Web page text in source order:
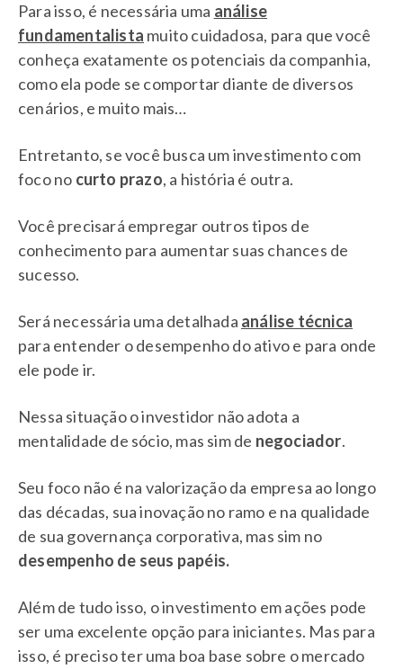
Para isso, é necessária uma análise
fundamentalista muito cuidadosa, para que você
conheça exatamente os potenciais da companhia,
como ela pode se comportar diante de diversos
cenários, e muito mais…
Entretanto, se você busca um investimento com
foco no curto prazo, a história é outra.
Você precisará empregar outros tipos de
conhecimento para aumentar suas chances de
sucesso.
Será necessária uma detalhada análise técnica
para entender o desempenho do ativo e para onde
ele pode ir.
Nessa situação o investidor não adota a
mentalidade de sócio, mas sim de negociador.
Seu foco não é na valorização da empresa ao longo
das décadas, sua inovação no ramo e na qualidade
de sua governança corporativa, mas sim no
desempenho de seus papéis.
Além de tudo isso, o investimento em ações pode
ser uma excelente opção para iniciantes. Mas para
isso, é preciso ter uma boa base sobre o mercado